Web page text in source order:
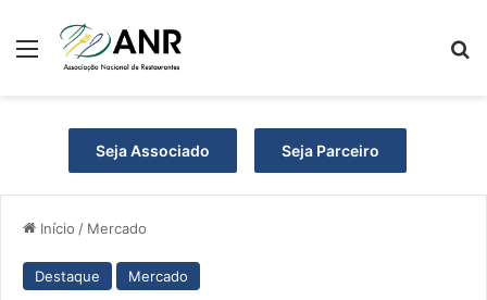
Menu
Seja Associado Seja Parceiro
Início / Mercado
Destaque Mercado